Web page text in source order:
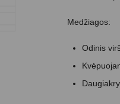
Medžiagos:
Odinis